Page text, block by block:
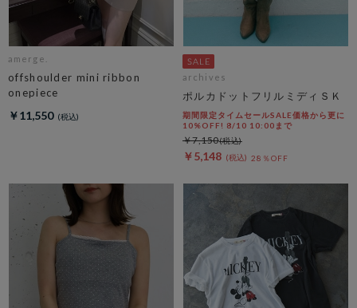
amerge.
offshoulder mini ribbon
onepiece
￥11,550
archives
ポルカドットフリルミディＳＫ
期間限定タイムセールSALE価格から更に
10%OFF! 8/10 10:00まで
￥5,148 28％OFF
￥7,150